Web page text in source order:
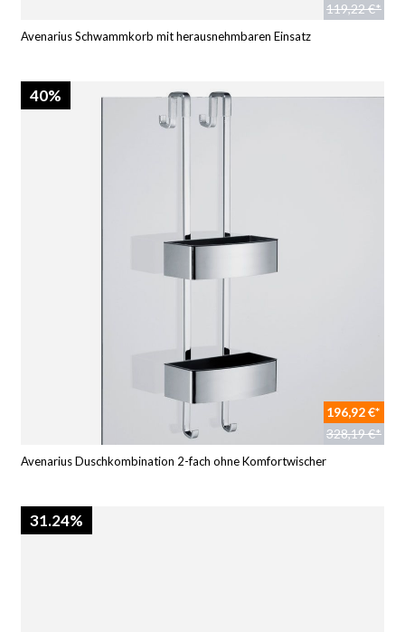
119,22 €*
Avenarius Schwammkorb mit herausnehmbaren Einsatz
40%
196,92 €*
328,19 €*
Avenarius Duschkombination 2-fach ohne Komfortwischer
31.24%